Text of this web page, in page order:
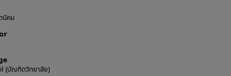
นิคม
(บัณฑิตวิทยาลัย)